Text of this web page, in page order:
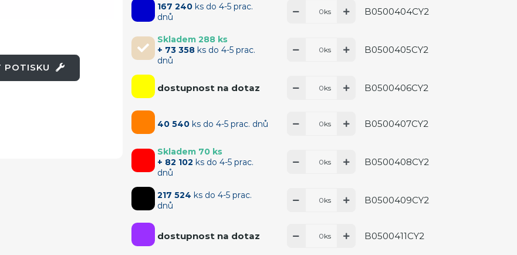
POTISKU
167 240 ks do 4-5 prac.
dnů
ks B0500404CY2
Skladem 288 ks
+ 73 358 ks do 4-5 prac.
dnů
ks B0500405CY2
dostupnost na dotaz ks B0500406CY2
40 540 ks do 4-5 prac. dnů ks B0500407CY2
Skladem 70 ks
+ 82 102 ks do 4-5 prac.
dnů
ks B0500408CY2
217 524 ks do 4-5 prac.
dnů
ks B0500409CY2
dostupnost na dotaz ks B0500411CY2